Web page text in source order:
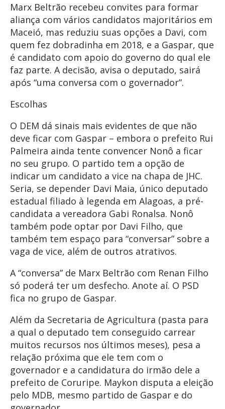
Marx Beltrão recebeu convites para formar
aliança com vários candidatos majoritários em
Maceió, mas reduziu suas opções a Davi, com
quem fez dobradinha em 2018, e a Gaspar, que
é candidato com apoio do governo do qual ele
faz parte. A decisão, avisa o deputado, sairá
após “uma conversa com o governador”.
Escolhas
O DEM dá sinais mais evidentes de que não
deve ficar com Gaspar – embora o prefeito Rui
Palmeira ainda tente convencer Nonô a ficar
no seu grupo. O partido tem a opção de
indicar um candidato a vice na chapa de JHC.
Seria, se depender Davi Maia, único deputado
estadual filiado à legenda em Alagoas, a pré-
candidata a vereadora Gabi Ronalsa. Nonô
também pode optar por Davi Filho, que
também tem espaço para “conversar” sobre a
vaga de vice, além de outros atrativos.
A “conversa” de Marx Beltrão com Renan Filho
só poderá ter um desfecho. Anote aí. O PSD
fica no grupo de Gaspar.
Além da Secretaria de Agricultura (pasta para
a qual o deputado tem conseguido carrear
muitos recursos nos últimos meses), pesa a
relação próxima que ele tem com o
governador e a candidatura do irmão dele a
prefeito de Coruripe. Maykon disputa a eleição
pelo MDB, mesmo partido de Gaspar e do